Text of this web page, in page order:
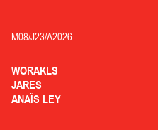
M08/J23/A2026
WORAKLS
JARES
ANAÏS LEY